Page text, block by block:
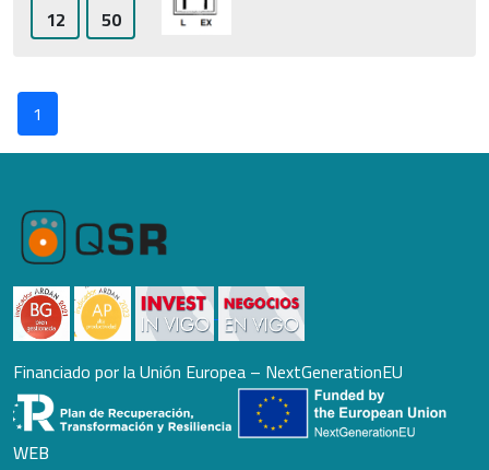
12
50
1
Financiado por la Unión Europea – NextGenerationEU
WEB